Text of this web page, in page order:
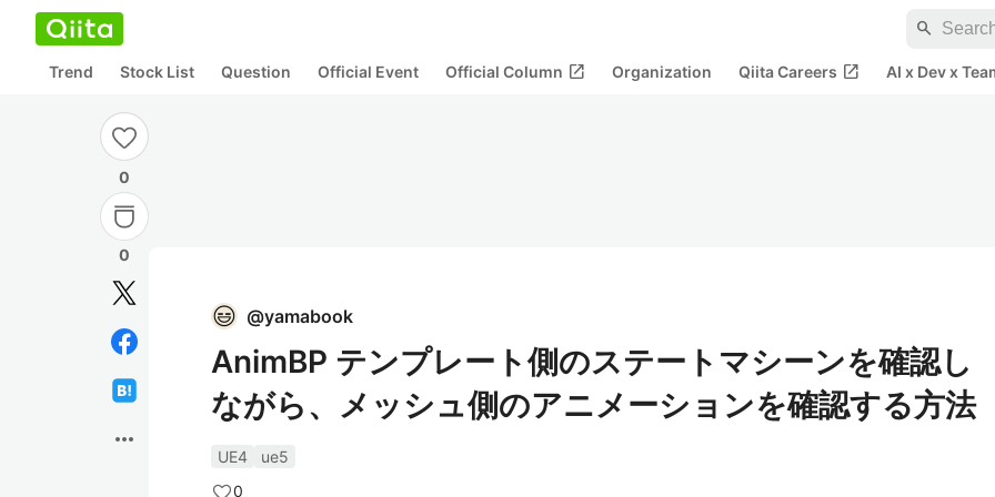
search
Trend Stock List Question Official Event Official Column open_in_new Organization Qiita Careers open_in_new AI x Dev x
0
0
more_horiz
@yamabook
AnimBP テンプレート側のステートマシーンを確認し
ながら、メッシュ側のアニメーションを確認する方法
UE4
ue5
0